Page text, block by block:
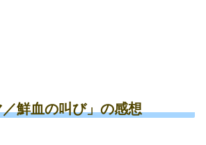
鮮血の叫び」の感想